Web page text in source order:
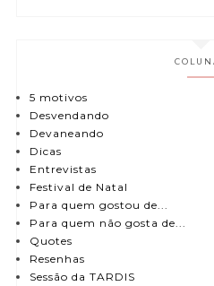
5 motivos
Desvendando
Devaneando
Dicas
Entrevistas
Festival de Natal
Para quem gostou de...
Para quem não gosta de...
Quotes
Resenhas
Sessão da TARDIS